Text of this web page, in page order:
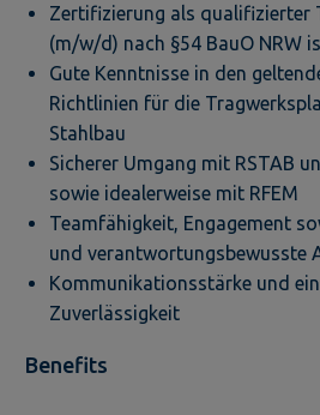
Zertifizierung als qualifizierter
(m/w/d) nach §54 BauO NRW
Gute Kenntnisse in den
Richtlinien für die
Stahlbau
Sicherer Umgang mit RSTAB
sowie idealerweise mit RFEM
Teamfähigkeit, Engagement
und verantwortungsbewusste
Kommunikationsstärke und
Zuverlässigkeit
Benefits